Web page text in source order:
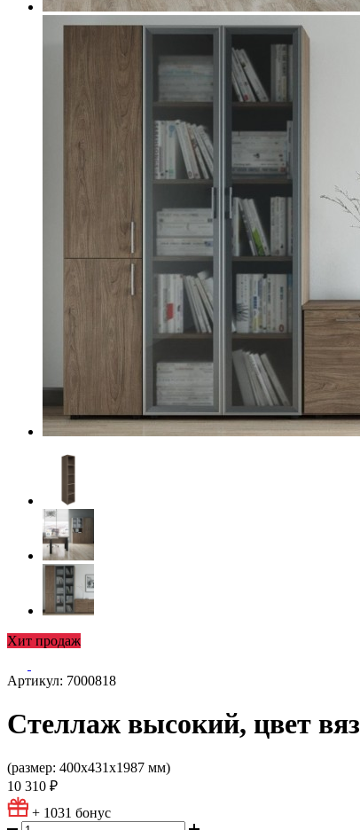
Хит продаж
Артикул: 7000818
Стеллаж высокий, цвет вяз
(размер: 400х431х1987 мм)
10 310 ₽
+ 1031 бонус